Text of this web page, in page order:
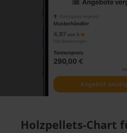
Holzpellets-Chart